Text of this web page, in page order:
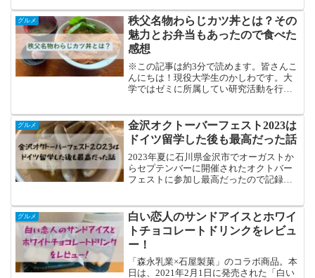
とです！！そこで今回は、暑い時に熱い
食べ物を食べるメリットについて詳しく
ご紹介していきます！
グルメ
秩父名物わらじカツ丼とは？その
魅力とお弁当もあったので食べた
感想
※この記事は約3分で読めます。皆さんこ
んにちは！現役大学生のかしわです。大
学ではゼミに所属してい研究活動を行っ
マは地域活性。またいつかゼミについて
詳しい活動報告ができた...
グルメ
金沢オクトーバーフェスト2023は
ドイツ留学した後も最高だった話
2023年夏に石川県金沢市でオーガストか
らセプテンバーに開催されたオクトバー
フェストに参加し最高だったので記録し
グルメ
白い恋人のサンドアイスとホワイ
トチョコレートドリンクをレビュ
ー！
「森永乳業×石屋製菓」のコラボ商品。本
日は、2021年2月1日に発売された「白い